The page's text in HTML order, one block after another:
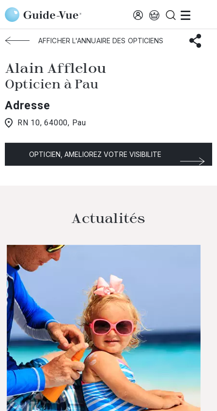
Aller au contenu principal
Accueil Choisir mon opticien Alain Afflelou
AFFICHER L'ANNUAIRE DES OPTICIENS
Alain Afflelou
Opticien à Pau
Adresse
RN 10, 64000, Pau
OPTICIEN, AMELIOREZ VOTRE VISIBILITE
Actualités